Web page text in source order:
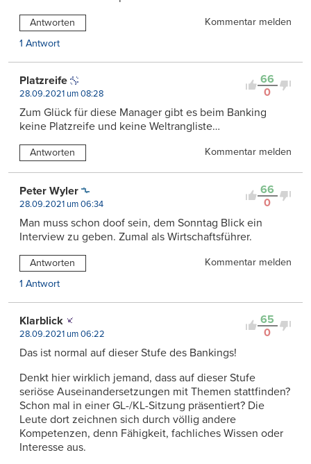
Antworten
Kommentar melden
1 Antwort
66
0
Platzreife
28.09.2021 um 08:28
Zum Glück für diese Manager gibt es beim Banking
keine Platzreife und keine Weltrangliste…
Antworten Kommentar melden
66
0
Peter Wyler
28.09.2021 um 06:34
Man muss schon doof sein, dem Sonntag Blick ein
Interview zu geben. Zumal als Wirtschaftsführer.
Antworten
Kommentar melden
1 Antwort
65
0
Klarblick
28.09.2021 um 06:22
Das ist normal auf dieser Stufe des Bankings!
Denkt hier wirklich jemand, dass auf dieser Stufe
seriöse Auseinandersetzungen mit Themen stattfinden?
Schon mal in einer GL-/KL-Sitzung präsentiert? Die
Leute dort zeichnen sich durch völlig andere
Kompetenzen, denn Fähigkeit, fachliches Wissen oder
Interesse aus.